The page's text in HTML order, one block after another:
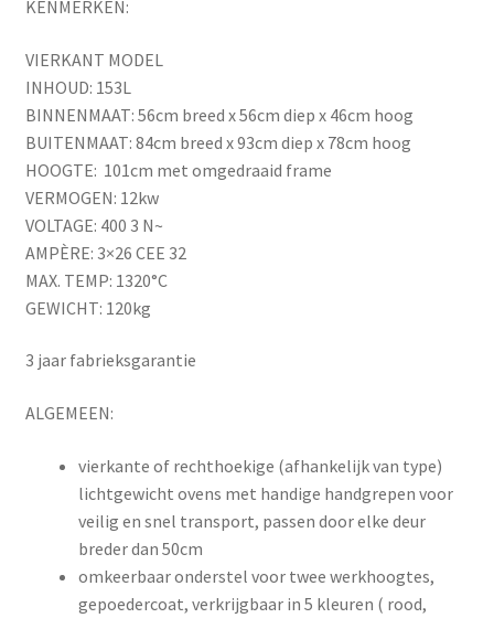
KENMERKEN:
VIERKANT MODEL
INHOUD: 153L
BINNENMAAT: 56cm breed x 56cm diep x 46cm hoog
BUITENMAAT: 84cm breed x 93cm diep x 78cm hoog
HOOGTE: 101cm met omgedraaid frame
VERMOGEN: 12kw
VOLTAGE: 400 3 N~
AMPÈRE: 3×26 CEE 32
MAX. TEMP: 1320°C
GEWICHT: 120kg
3 jaar fabrieksgarantie
ALGEMEEN:
vierkante of rechthoekige (afhankelijk van type)
lichtgewicht ovens met handige handgrepen voor
veilig en snel transport, passen door elke deur
breder dan 50cm
omkeerbaar onderstel voor twee werkhoogtes,
gepoedercoat, verkrijgbaar in 5 kleuren ( rood,